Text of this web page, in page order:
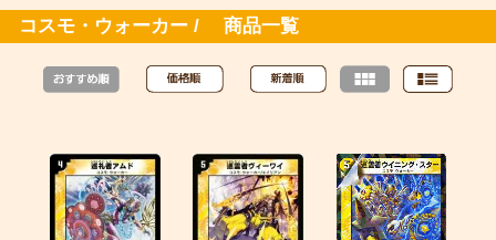
コスモ・ウォーカー / 商品一覧